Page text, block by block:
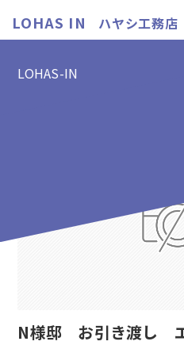
LOHAS IN ハヤシ工務店
LOHAS-IN
N様邸 お引き渡し エ